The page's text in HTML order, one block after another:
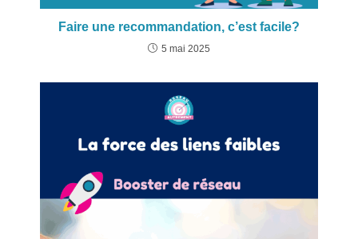
Faire une recommandation, c’est facile?
5 mai 2025